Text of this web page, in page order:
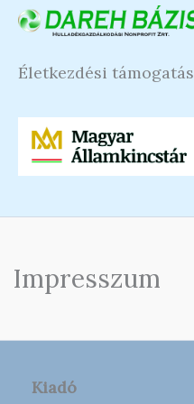
Életkezdési támogatás
Impresszum
Kiadó